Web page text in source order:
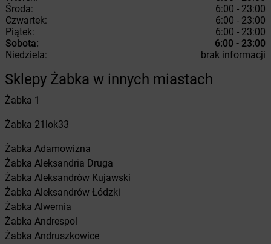
Środa:
6:00 - 23:00
Czwartek:
6:00 - 23:00
Piątek:
6:00 - 23:00
Sobota:
6:00 - 23:00
Niedziela:
brak informacji
Sklepy Żabka w innych miastach
Żabka 1
Żabka 21lok33
Żabka Adamowizna
Żabka Aleksandria Druga
Żabka Aleksandrów Kujawski
Żabka Aleksandrów Łódzki
Żabka Alwernia
Żabka Andrespol
Żabka Andruszkowice